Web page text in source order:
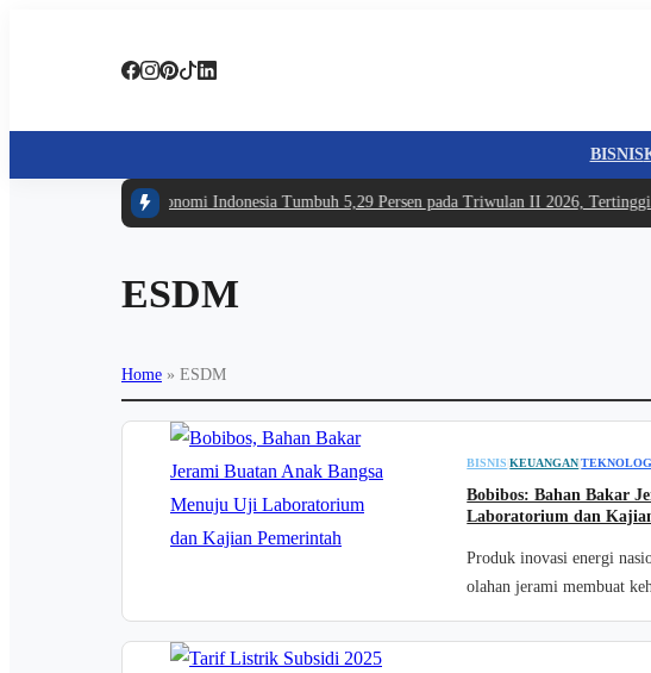
BISNIS
Ekonomi Indonesia Tumbuh 5,29 Persen pada Triwulan II 2026, Tertinggi
ESDM
Home » ESDM
BISNIS |KEUANGAN|
Bobibos: Bahan Bakar
Laboratorium dan
Produk inovasi energi
olahan jerami membuat